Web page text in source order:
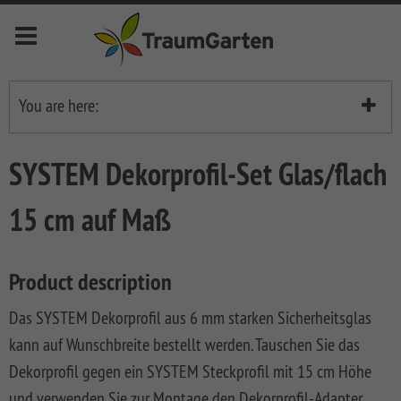
Menu
deutsch
english
français
nederlands
Privacy
SYSTEM
KERAMIK
SYSTEM
KERAMIK
XL
LONGLIFE
Fences
LONGLIFE
RIVA
Metal
Fences
Fences
LONGLIFE
Front
Garden
Fences
Decking
DREAMDECK
ALU
Bin
Storage
System
You are here:
Privacy Fences
SYSTEM Fences
Item no 4540
SYSTEM Dekorprofil-Set Glas/flach
15 cm auf Maß
Product description
Das SYSTEM Dekorprofil aus 6 mm starken Sicherheitsglas
kann auf Wunschbreite bestellt werden. Tauschen Sie das
Dekorprofil gegen ein SYSTEM Steckprofil mit 15 cm Höhe